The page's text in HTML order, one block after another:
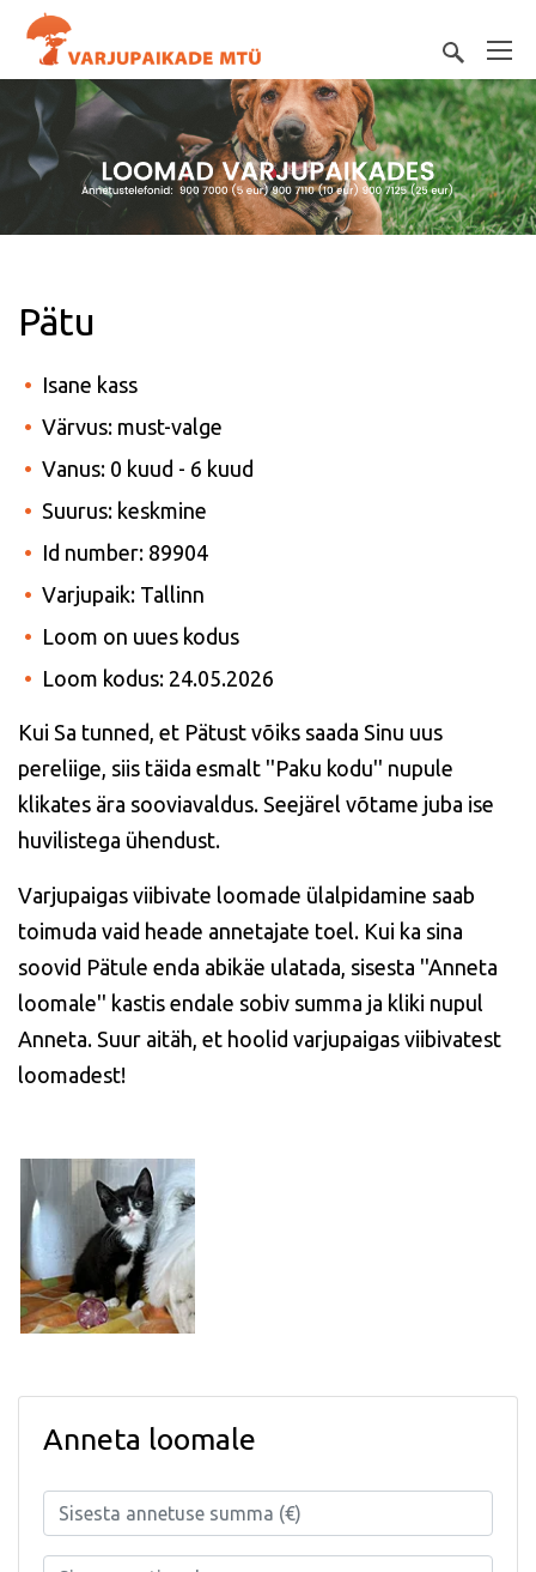
Pätu
Isane kass
Värvus: must-valge
Vanus: 0 kuud - 6 kuud
Suurus: keskmine
Id number: 89904
Varjupaik: Tallinn
Loom on uues kodus
Loom kodus: 24.05.2026
Kui Sa tunned, et Pätust võiks saada Sinu uus
pereliige, siis täida esmalt ''Paku kodu'' nupule
klikates ära sooviavaldus. Seejärel võtame juba ise
huvilistega ühendust.
Varjupaigas viibivate loomade ülalpidamine saab
toimuda vaid heade annetajate toel. Kui ka sina
soovid Pätule enda abikäe ulatada, sisesta ''Anneta
loomale'' kastis endale sobiv summa ja kliki nupul
Anneta. Suur aitäh, et hoolid varjupaigas viibivatest
loomadest!
Anneta loomale